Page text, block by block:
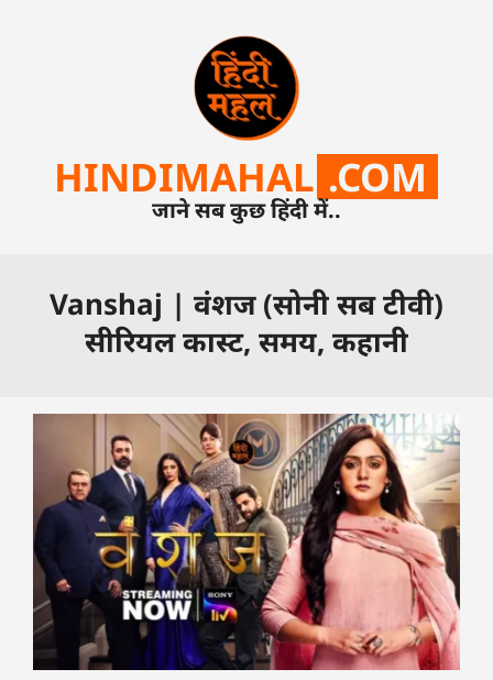
HINDIMAHAL .COM
जाने सब कुछ हिंदी में..
Vanshaj | वंशज (सोनी सब टीवी)
सीरियल कास्ट, समय, कहानी